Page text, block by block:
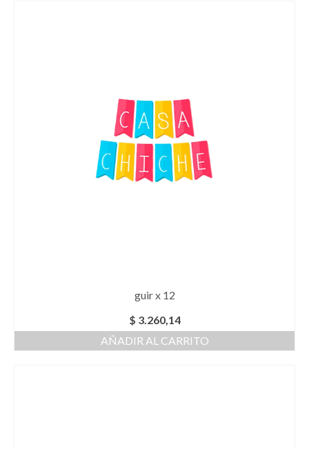
guir x 12
$ 3.260,14
AÑADIR AL CARRITO